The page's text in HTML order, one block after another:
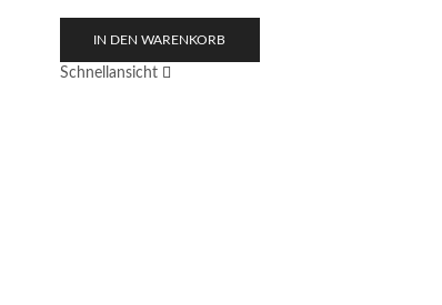
IN DEN WARENKORB
Schnellansicht